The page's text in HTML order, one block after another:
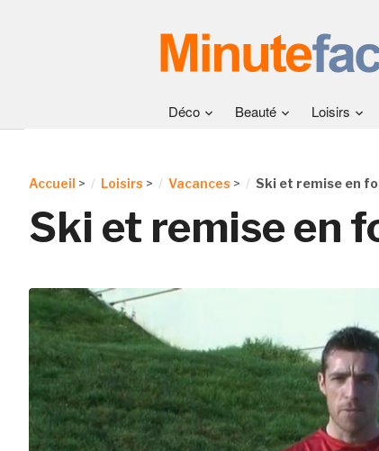
Déco Beauté Loisirs
Accueil > Loisirs > Vacances > Ski et remise en
Ski et remise en